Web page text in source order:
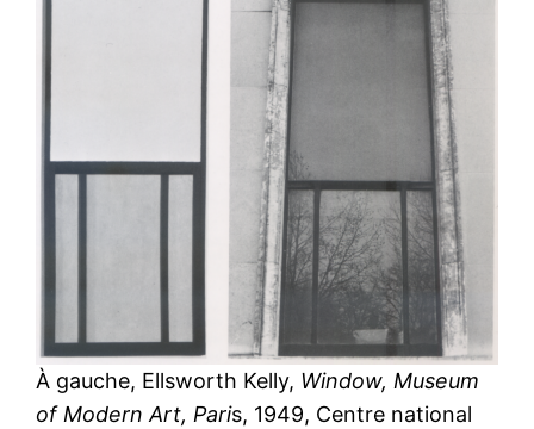
À gauche, Ellsworth Kelly, Window, Museum
of Modern Art, Paris, 1949, Centre national